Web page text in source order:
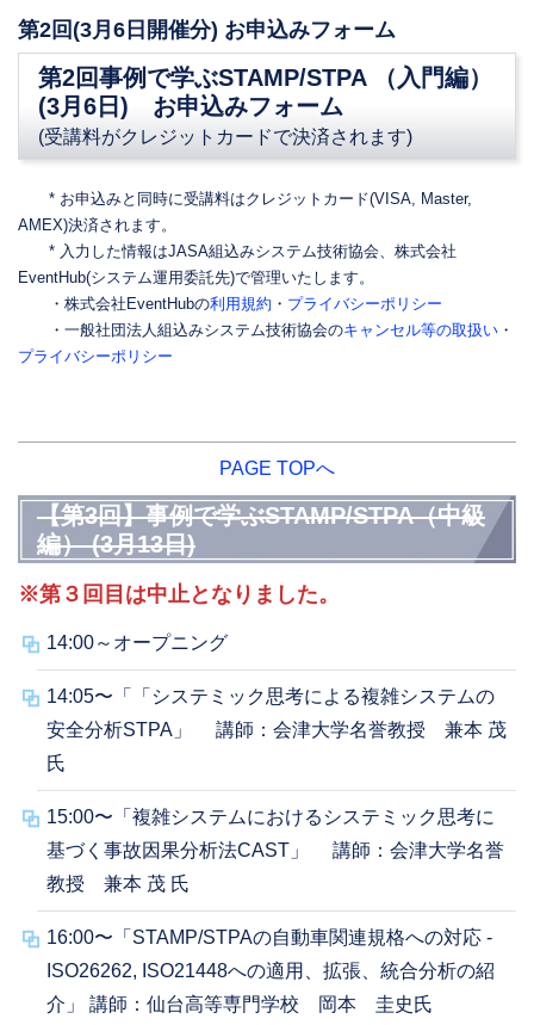
第2回(3月6日開催分) お申込みフォーム
第2回事例で学ぶSTAMP/STPA （入門編）
(3月6日) お申込みフォーム
(受講料がクレジットカードで決済されます)
* お申込みと同時に受講料はクレジットカード(VISA, Master,
AMEX)決済されます。
* 入力した情報はJASA組込みシステム技術協会、株式会社
EventHub(システム運用委託先)で管理いたします。
・株式会社EventHubの利用規約 ・ プライバシーポリシー
・一般社団法人組込みシステム技術協会のキャンセル等の取扱い ・
プライバシーポリシー
PAGE TOPへ
【第3回】事例で学ぶSTAMP/STPA（中級
編） (3月13日)
※第３回目は中止となりました。
14:00～オープニング
14:05〜「「システミック思考による複雑システムの
安全分析STPA」 講師：会津大学名誉教授 兼本 茂
氏
15:00〜「複雑システムにおけるシステミック思考に
基づく事故因果分析法CAST」 講師：会津大学名誉
教授 兼本 茂 氏
16:00〜「STAMP/STPAの自動車関連規格への対応 -
ISO26262, ISO21448への適用、拡張、統合分析の紹
介」 講師：仙台高等専門学校 岡本 圭史氏